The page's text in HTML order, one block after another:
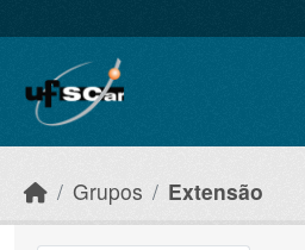
Grupos Extensão